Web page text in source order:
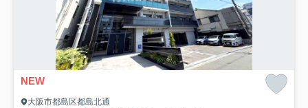
NEW
大阪市都島区都島北通